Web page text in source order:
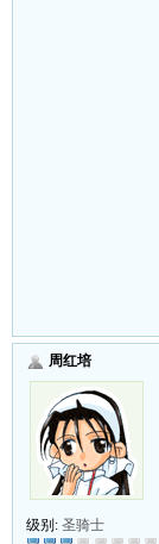
周红培
级别: 圣骑士